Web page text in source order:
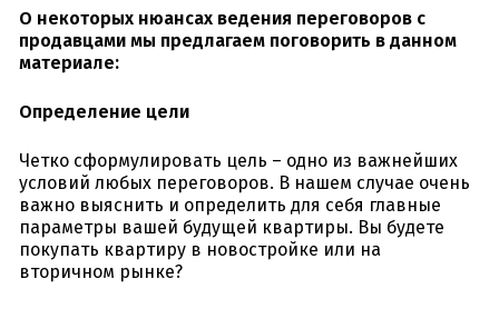
О некоторых нюансах ведения переговоров с
продавцами мы предлагаем поговорить в данном
материале:
Определение цели
Четко сформулировать цель – одно из важнейших
условий любых переговоров. В нашем случае очень
важно выяснить и определить для себя главные
параметры вашей будущей квартиры. Вы будете
покупать квартиру в новостройке или на
вторичном рынке?